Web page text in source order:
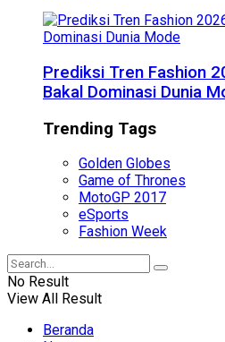
Prediksi Tren Fashion
Bakal Dominasi Dunia
Trending Tags
Golden Globes
Game of Thrones
MotoGP 2017
eSports
Fashion Week
No Result
View All Result
Beranda